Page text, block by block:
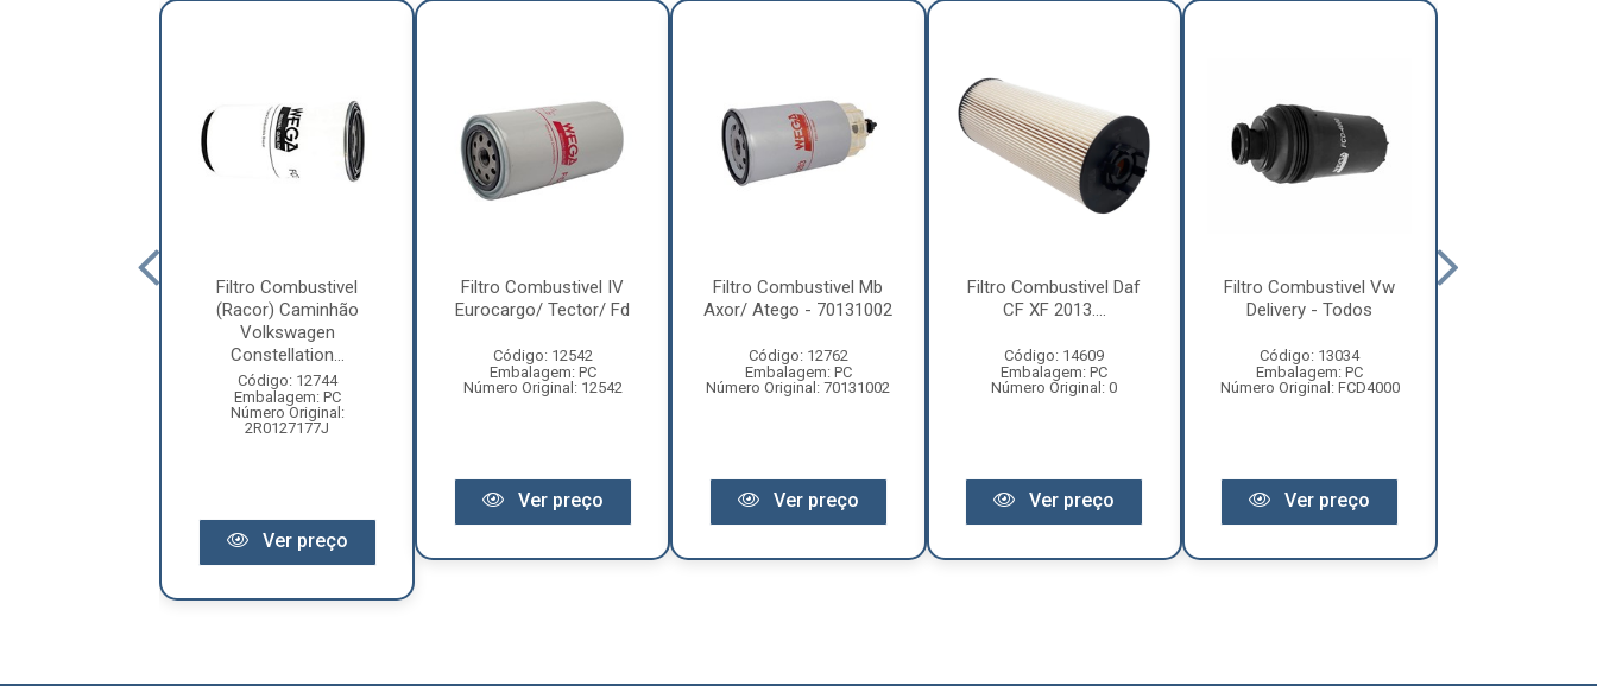
Filtro Combustivel
(Racor) Caminhão
Volkswagen
Constellation...
Código: 12744
Embalagem: PC
Número Original:
2R0127177J
Ver preço
Filtro Combustivel IV
Eurocargo/ Tector/ Fd
Código: 12542
Embalagem: PC
Número Original: 12542
Ver preço
Filtro Combustivel Mb
Axor/ Atego - 70131002
Código: 12762
Embalagem: PC
Número Original: 70131002
Ver preço
Filtro Combustivel Daf
CF XF 2013....
Código: 14609
Embalagem: PC
Número Original: 0
Ver preço
Filtro Combustivel Vw
Delivery - Todos
Código: 13034
Embalagem: PC
Número Original: FCD4000
Ver preço